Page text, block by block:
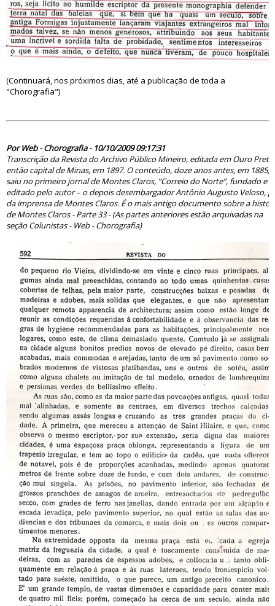
(Continuará, nos próximos dias, até a publicação de toda a
"Chorografia")
Por Web - Chorografia - 10/10/2009 09:17:31
Transcrição da Revista do Archivo Público Mineiro, editada em Ouro Preto,
então capital de Minas, em 1897. O conteúdo, doze anos antes, em 1885,
saiu no primeiro jornal de Montes Claros, “Correio do Norte”, fundado e
editado pelo autor – o depois desembargador Antônio Augusto Veloso,
da imprensa de Montes Claros. É o mais antigo documento sobre a
de Montes Claros - Parte 33 - (As partes anteriores estão arquivadas na
seção Colunistas - Web - Chorografia)